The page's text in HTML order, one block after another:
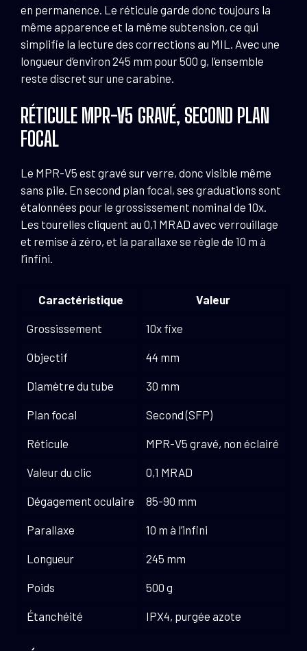
en permanence. Le réticule garde donc toujours la
même apparence et la même subtension, ce qui
simplifie la lecture des corrections au MIL. Avec une
longueur d’environ 245 mm pour 500 g, l’ensemble
reste discret sur une carabine.
RÉTICULE MPR-V5 GRAVÉ, SECOND PLAN
FOCAL
Le MPR-V5 est gravé sur verre, donc visible même
sans pile. En second plan focal, ses graduations sont
étalonnées pour le grossissement nominal de 10x.
Les tourelles cliquent au 0,1 MRAD avec verrouillage
et remise à zéro, et la parallaxe se règle de 10 m à
l’infini.
Caractéristique Valeur
Grossissement 10x fixe
Objectif 44 mm
Diamètre du tube 30 mm
Plan focal Second (SFP)
Réticule MPR-V5 gravé, non éclairé
Valeur du clic 0,1 MRAD
Dégagement oculaire 85-90 mm
Parallaxe 10 m à l’infini
Longueur 245 mm
Poids 500 g
Étanchéité IPX4, purgée azote